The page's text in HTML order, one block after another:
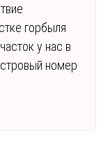
горбыля
у нас в
номер